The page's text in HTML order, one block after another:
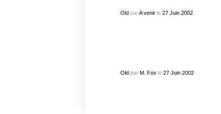
OldparA venirle 27 Juin 2002
Oldpar M. Fox le 27 Juin 2002